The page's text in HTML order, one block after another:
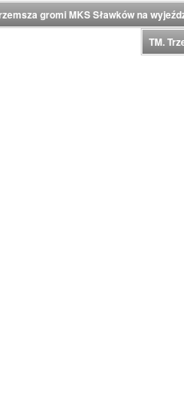
gromi MKS Sławków na
TM.